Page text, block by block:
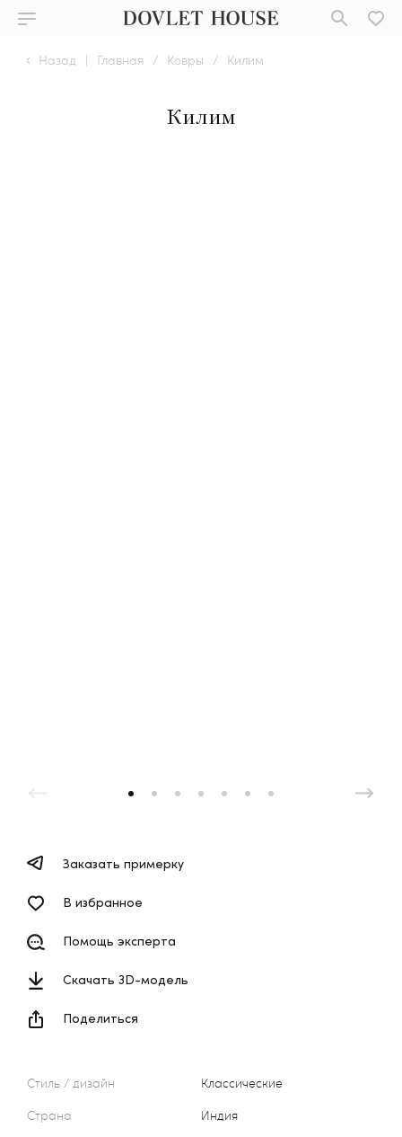
Назад | Главная / Ковры / Килим
Килим
Стиль / дизайн
Классические
Страна
Индия
Заказать примерку
В избранное
Помощь эксперта
Скачать 3D-модель
Поделиться